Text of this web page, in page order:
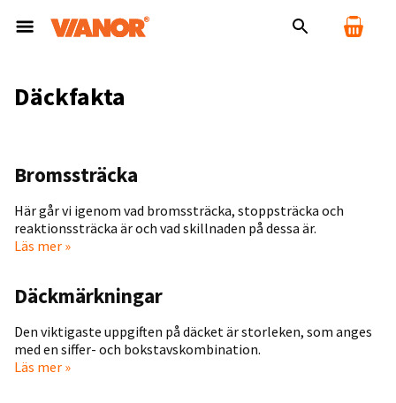
Däckfakta
Bromssträcka
Här går vi igenom vad bromssträcka, stoppsträcka och
reaktionssträcka är och vad skillnaden på dessa är.
Läs mer »
Däckmärkningar
Den viktigaste uppgiften på däcket är storleken, som anges
med en siffer- och bokstavskombination.
Läs mer »